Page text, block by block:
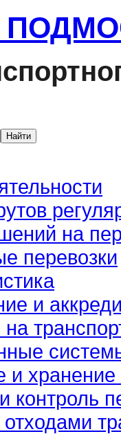
на
перевозки
и
и
контроль